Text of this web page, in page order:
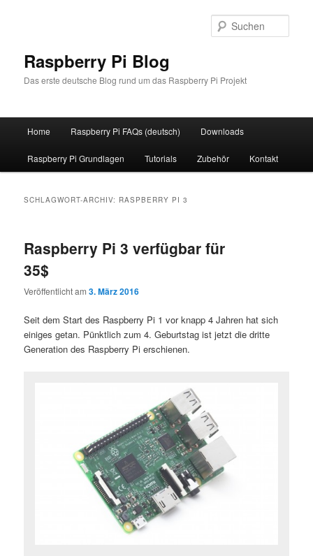
Raspberry Pi Blog
Das erste deutsche Blog rund um das Raspberry Pi Projekt
Home Raspberry Pi FAQs (deutsch) Downloads
Raspberry Pi Grundlagen Tutorials Zubehör Kontakt
SCHLAGWORT-ARCHIV: RASPBERRY PI 3
Raspberry Pi 3 verfügbar für
35$
Veröffentlicht am3. März 2016
Seit dem Start des Raspberry Pi 1 vor knapp 4 Jahren hat sich
einiges getan. Pünktlich zum 4. Geburtstag ist jetzt die dritte
Generation des Raspberry Pi erschienen.